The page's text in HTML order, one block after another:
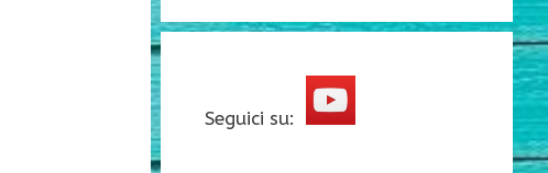
Seguici su: